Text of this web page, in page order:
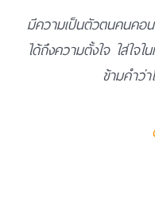
มีความเป็นตัวตน​คนค
ได้ถึงความตั้งใจ​ ใส่ใจใ
ข้ามคำว่า